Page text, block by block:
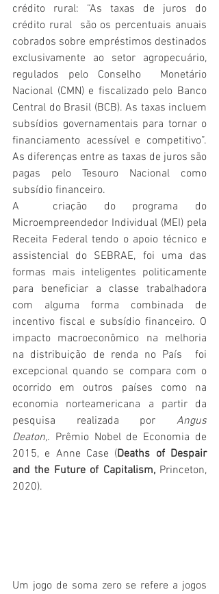
crédito rural: “As taxas de juros do
crédito rural  são os percentuais anuais
cobrados sobre empréstimos destinados
exclusivamente ao setor agropecuário,
regulados pelo Conselho  Monetário
Nacional (CMN) e fiscalizado pelo Banco
Central do Brasil (BCB). As taxas incluem
subsídios governamentais para tornar o
financiamento acessível e competitivo”.
As diferenças entre as taxas de juros são
pagas pelo Tesouro Nacional como
subsídio financeiro.
A  criação do programa do
Microempreendedor Individual (MEI) pela
Receita Federal tendo o apoio técnico e
assistencial do SEBRAE, foi uma das
formas mais inteligentes politicamente
para beneficiar a classe trabalhadora
com alguma forma combinada de
incentivo fiscal e subsídio financeiro. O
impacto macroeconômico na melhoria
na distribuição de renda no País  foi
excepcional quando se compara com o
ocorrido em outros países como na
economia norteamericana a partir da
pesquisa realizada por Angus
Deaton,. Prêmio Nobel de Economia de
2015, e Anne Case (Deaths of Despair
and the Future of Capitalism, Princeton,
2020).
Um jogo de soma zero se refere a jogos